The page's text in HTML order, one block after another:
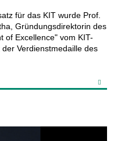
für das KIT wurde Prof.
Gründungsdirektorin des
of Excellence" vom KIT-
Verdienstmedaille des